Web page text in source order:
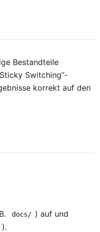
Bestandteile
Switching”-
korrekt auf den
docs/ ) auf und
).